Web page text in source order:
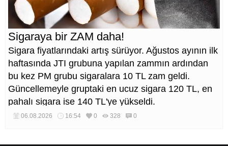
Sigaraya bir ZAM daha!
Sigara fiyatlarındaki artış sürüyor. Ağustos ayının ilk
haftasında JTI grubuna yapılan zammın ardından
bu kez PM grubu sigaralara 10 TL zam geldi.
Güncellemeyle gruptaki en ucuz sigara 120 TL, en
pahalı sigara ise 140 TL'ye yükseldi.
06.08.2026 16:54 0 328 0